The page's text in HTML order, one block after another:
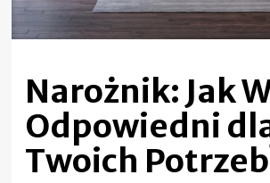
Narożnik: Jak
Odpowiedni
Twoich